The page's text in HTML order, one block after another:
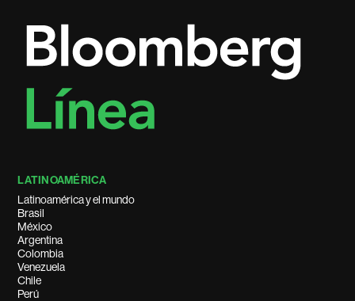
LATINOAMÉRICA
Latinoamérica y el mundo
Brasil
México
Argentina
Colombia
Venezuela
Chile
Perú